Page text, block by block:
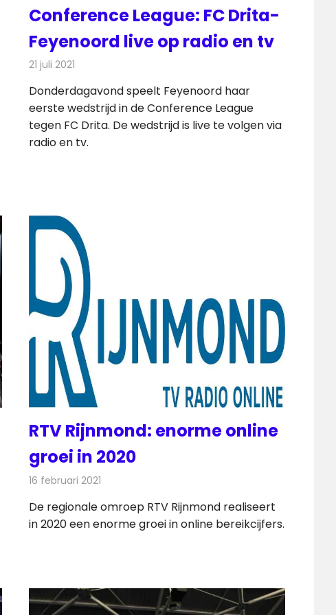
Conference League: FC Drita-
Feyenoord live op radio en tv
21 juli 2021
Donderdagavond speelt Feyenoord haar
eerste wedstrijd in de Conference League
tegen FC Drita. De wedstrijd is live te volgen via
radio en tv.
RTV Rijnmond: enorme online
groei in 2020
16 februari 2021
De regionale omroep RTV Rijnmond realiseert
in 2020 een enorme groei in online bereikcijfers.